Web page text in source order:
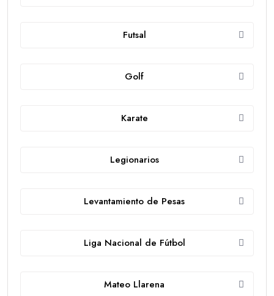
Futsal
Golf
Karate
Legionarios
Levantamiento de Pesas
Liga Nacional de Fútbol
Mateo Llarena